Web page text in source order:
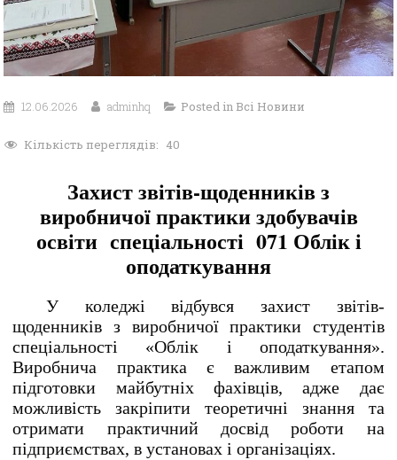
12.06.2026 adminhq Posted in Всі Новини
Кількість переглядів: 40
Захист звітів-щоденників з
виробничої практики здобувачів
освіти спеціальності 071 Облік і
оподаткування
У коледжі відбувся захист звітів-
щоденників з виробничої практики студентів
спеціальності «Облік і оподаткування».
Виробнича практика є важливим етапом
підготовки майбутніх фахівців, адже дає
можливість закріпити теоретичні знання та
отримати практичний досвід роботи на
підприємствах, в установах і організаціях.